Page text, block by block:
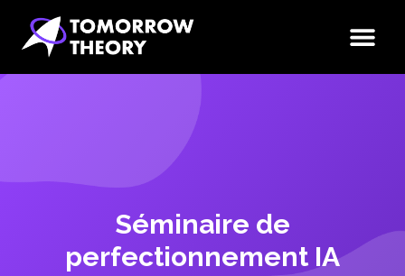
Séminaire de
perfectionnement IA